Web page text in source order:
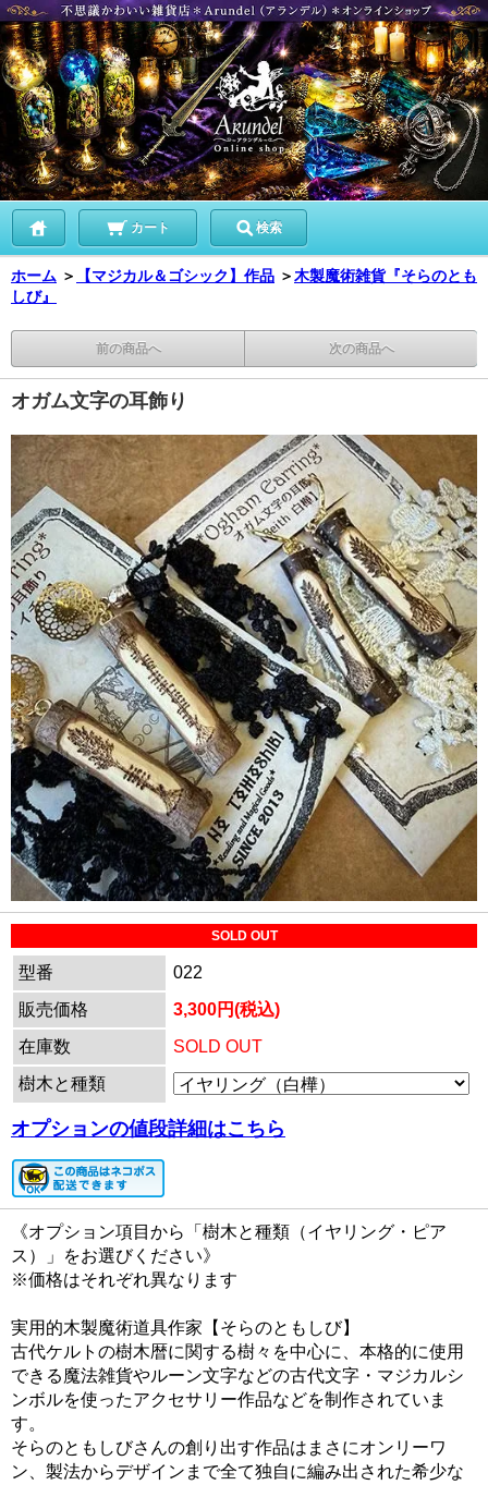
カート 検索
ホーム ＞ 【マジカル＆ゴシック】作品 ＞木製魔術雑貨『そらのとも
しび』
前の商品へ 次の商品へ
オガム文字の耳飾り
SOLD OUT
型番
022
販売価格
3,300円(税込)
在庫数
SOLD OUT
樹木と種類
オプションの値段詳細はこちら
《オプション項目から「樹木と種類（イヤリング・ピア
ス）」をお選びください》
※価格はそれぞれ異なります
実用的木製魔術道具作家【そらのともしび】
古代ケルトの樹木暦に関する樹々を中心に、本格的に使用
できる魔法雑貨やルーン文字などの古代文字・マジカルシ
ンボルを使ったアクセサリー作品などを制作されていま
す。
そらのともしびさんの創り出す作品はまさにオンリーワ
ン、製法からデザインまで全て独自に編み出された希少な